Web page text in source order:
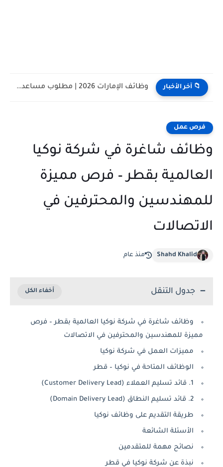
📁 آخر الأخبار وظائف الإمارات 2026 | مطلوب مساعد تنفيذي للعمل في شركة...
فرص عمل
وظائف شاغرة في شركة نوكيا
العالمية بقطر – فرص مميزة
للمهندسين والمحترفين في
الاتصالات
Shahd Khalid منذ عام
جدول التنقل
وظائف شاغرة في شركة نوكيا العالمية بقطر – فرص
مميزة للمهندسين والمحترفين في الاتصالات
مميزات العمل في شركة نوكيا
الوظائف المتاحة في نوكيا – قطر
1. قائد تسليم العملاء (Customer Delivery Lead)
2. قائد تسليم النطاق (Domain Delivery Lead)
طريقة التقديم على وظائف نوكيا
الأسئلة الشائعة
نصائح مهمة للمتقدمين
نبذة عن شركة نوكيا في قطر